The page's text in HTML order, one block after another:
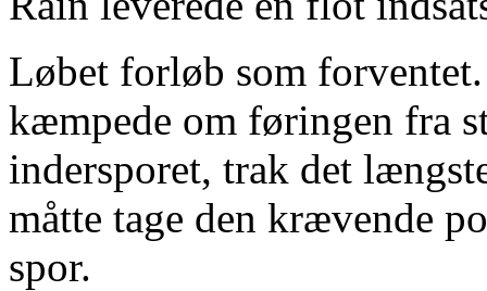
Løbet forløb som
kæmpede om føringen fra
indersporet, trak det
måtte tage den krævende
spor.